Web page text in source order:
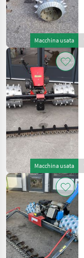
Macchina usata
Macchina usata